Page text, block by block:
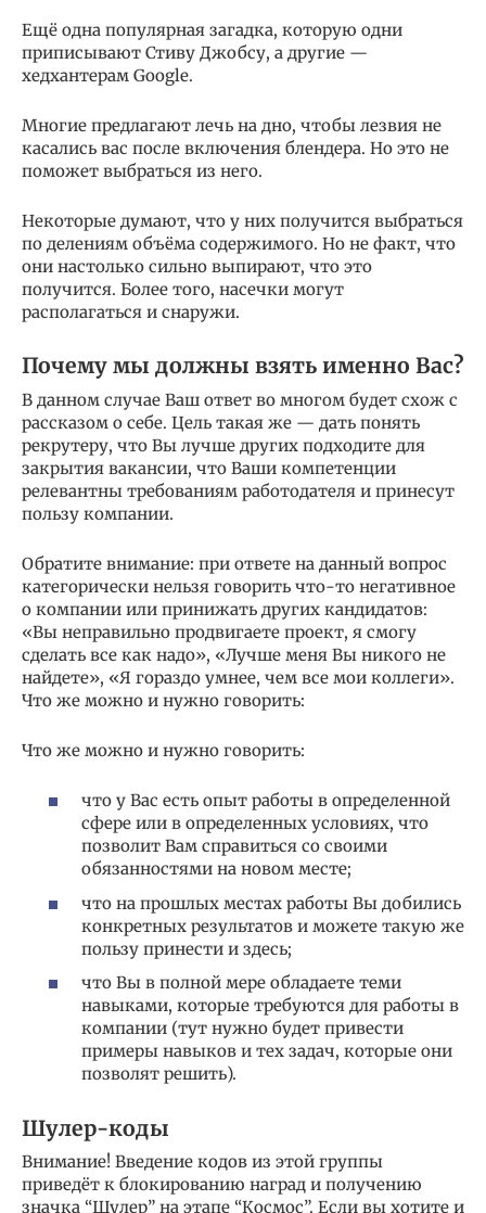
Ещё одна популярная загадка, которую одни
приписывают Стиву Джобсу, а другие —
хедхантерам Google.
Многие предлагают лечь на дно, чтобы лезвия не
касались вас после включения блендера. Но это не
поможет выбраться из него.
Некоторые думают, что у них получится выбраться
по делениям объёма содержимого. Но не факт, что
они настолько сильно выпирают, что это
получится. Более того, насечки могут
располагаться и снаружи.
Почему мы должны взять именно Вас?
В данном случае Ваш ответ во многом будет схож с
рассказом о себе. Цель такая же — дать понять
рекрутеру, что Вы лучше других подходите для
закрытия вакансии, что Ваши компетенции
релевантны требованиям работодателя и принесут
пользу компании.
Обратите внимание: при ответе на данный вопрос
категорически нельзя говорить что-то негативное
о компании или принижать других кандидатов:
«Вы неправильно продвигаете проект, я смогу
сделать все как надо», «Лучше меня Вы никого не
найдете», «Я гораздо умнее, чем все мои коллеги».
Что же можно и нужно говорить:
Что же можно и нужно говорить:
что у Вас есть опыт работы в определенной
сфере или в определенных условиях, что
позволит Вам справиться со своими
обязанностями на новом месте;
что на прошлых местах работы Вы добились
конкретных результатов и можете такую же
пользу принести и здесь;
что Вы в полной мере обладаете теми
навыками, которые требуются для работы в
компании (тут нужно будет привести
примеры навыков и тех задач, которые они
позволят решить).
Шулер-коды
Внимание! Введение кодов из этой группы
приведёт к блокированию наград и получению
значка “Шулер” на этапе “Космос”. Если вы хотите и